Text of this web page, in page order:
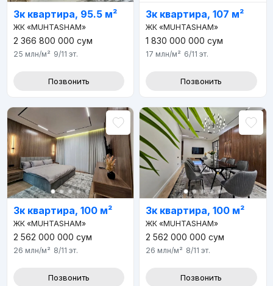
3к квартира, 95.5 м²
ЖК «MUHTASHAM»
2 366 800 000 сум
25 млн/м² 9/11 эт.
Позвонить
3к квартира, 107 м²
ЖК «MUHTASHAM»
1 830 000 000 сум
17 млн/м² 6/11 эт.
Позвонить
3к квартира, 100 м²
ЖК «MUHTASHAM»
2 562 000 000 сум
26 млн/м² 8/11 эт.
Позвонить
3к квартира, 100 м²
ЖК «MUHTASHAM»
2 562 000 000 сум
26 млн/м² 8/11 эт.
Позвонить